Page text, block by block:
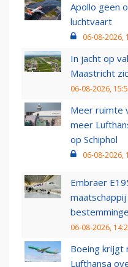
Apollo geen
luchtvaart
06-08-2026,
In jacht op
Maastricht
06-08-2026,
Meer ruimte
meer
op Schiphol
06-08-2026,
Embraer
06-08-2026,
Boeing krijgt
Lufthansa